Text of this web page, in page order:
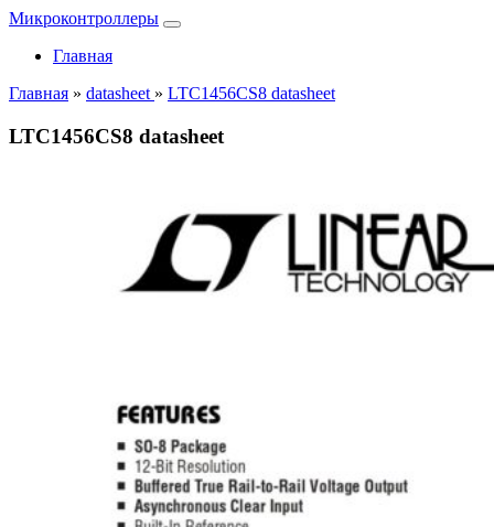
Микроконтроллеры
Главная
Главная » datasheet » LTC1456CS8 datasheet
LTC1456CS8 datasheet